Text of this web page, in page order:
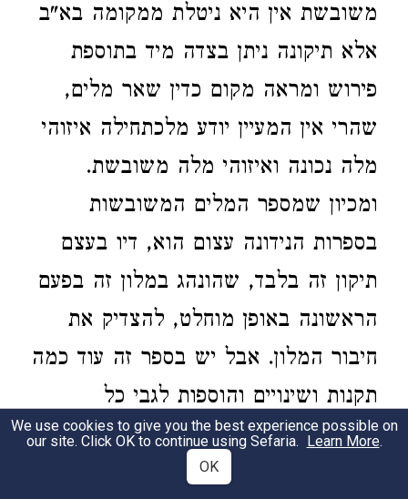
משובשת אין היא ניטלת ממקומה בא"ב
אלא תיקונה ניתן בצדה מיד בתוספת
פירוש ומראה מקום כדין שאר מלים,
שהרי אין המעיין יודע מלכתחילה איזוהי
מלה נכונה ואיזוהי מלה משובשת.
ומכיון שמספר המלים המשובשות
בספרות הנידונה עצום הוא, דיו בעצם
תיקון זה בלבד, שהונהג במלון זה בפעם
הראשונה באופן מוחלט, להצדיק את
חיבור המלון. אבל יש בספר זה עוד כמה
תקנות ושינויים והוספות לגבי כל
המלונים שקדמו, ואלו העיקרים שבהם:
We use cookies to give you the best experience possible on
our site. Click OK to continue using Sefaria. Learn More.
OK